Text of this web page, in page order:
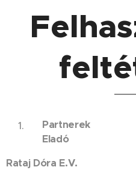
Partnerek
Eladó
Rataj Dóra E.V.